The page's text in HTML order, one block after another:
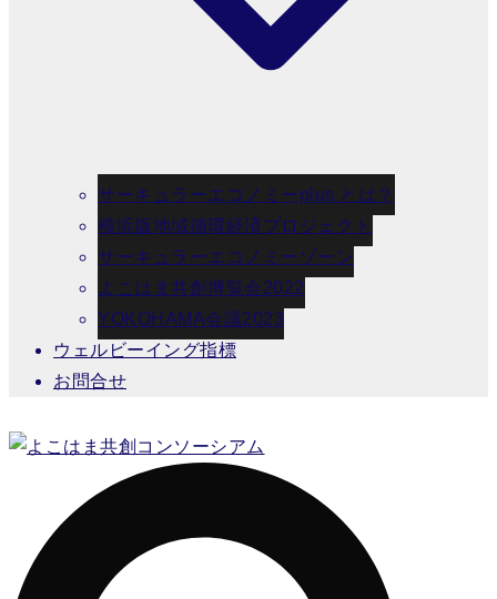
サーキュラーエコノミーplus とは？
横浜版地域循環経済プロジェクト
サーキュラーエコノミーゾーン
よこはま共創博覧会2022
YOKOHAMA会議2023
ウェルビーイング指標
お問合せ